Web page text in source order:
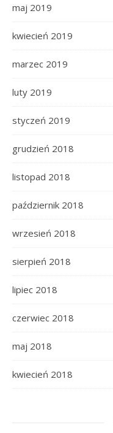
maj 2019
kwiecień 2019
marzec 2019
luty 2019
styczeń 2019
grudzień 2018
listopad 2018
październik 2018
wrzesień 2018
sierpień 2018
lipiec 2018
czerwiec 2018
maj 2018
kwiecień 2018